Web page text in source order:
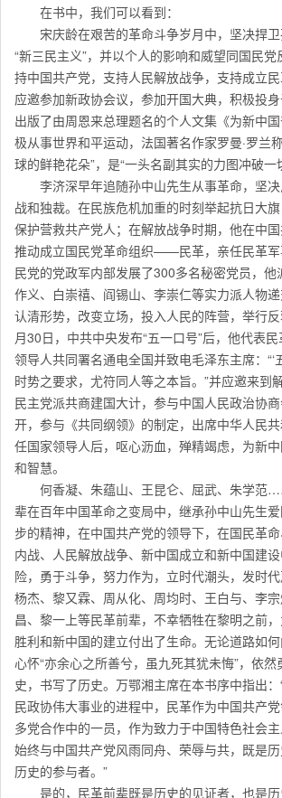
在书中，我们可以看到：
宋庆龄在艰苦的革命斗争岁月中，坚决捍
“新三民主义”，并以个人的影响和威望同国民
持中国共产党，支持人民解放战争，支持成立
应邀参加新政协会议，参加开国大典，积极投
出版了由周恩来总理题名的个人文集《为新中
极从事世界和平运动，法国著名作家罗曼·罗兰
球的鲜艳花朵”，是“一头名副其实的力图冲破一
李济深早年追随孙中山先生从事革命，坚
战和独裁。在民族危机加重的时刻举起抗日大旗
保护营救共产党人；在解放战争时期，他在中国
推动成立国民党革命组织——民革，亲任民革军
民党的党政军内部发展了300多名秘密党员，
作义、白崇禧、阎锡山、李崇仁等实力派人物
认清形势，改变立场，投入人民的阵营，举行
月30日，中共中央发布“五一口号”后，他代表
领导人共同署名通电全国并致电毛泽东主席：“‘
时势之要求，尤符同人等之本旨。”并应邀来到
民主党派共商建国大计，参与中国人民政治协
开，参与《共同纲领》的制定，出席中华人民
任国家领导人后，呕心沥血，殚精竭虑，为新
和智慧。
何香凝、朱蕴山、王昆仑、屈武、朱学范
辈在百年中国革命之变局中，继承孙中山先生
步的精神，在中国共产党的领导下，在国民革
内战、人民解放战争、新中国成立和新中国建
险，勇于斗争，努力作为，立时代潮头，发时代
杨杰、黎又霖、周从化、周均时、王白与、李
昌、黎一上等民革前辈，不幸牺牲在黎明之前
胜利和新中国的建立付出了生命。无论道路如
心怀“亦余心之所善兮，虽九死其犹未悔”，依
史，书写了历史。万鄂湘主席在本书序中指出
民政协伟大事业的进程中，民革作为中国共产
多党合作中的一员，作为致力于中国特色社会主
始终与中国共产党风雨同舟、荣辱与共，既是
历史的参与者。”
是的，民革前辈既是历史的见证者，也是